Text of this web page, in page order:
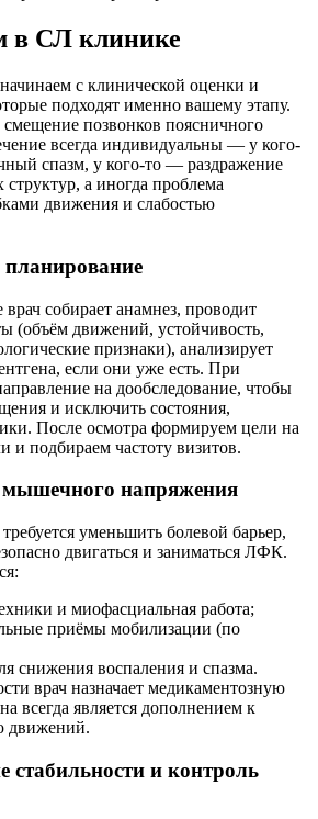
в СЛ клинике
с клинической оценки и
подходят именно вашему этапу.
позвонков поясничного
всегда индивидуальны — у кого-
спазм, у кого-то — раздражение
а иногда проблема
движения и слабостью
планирование
собирает анамнез, проводит
(объём движений, устойчивость,
признаки), анализирует
если они уже есть. При
на дообследование, чтобы
и исключить состояния,
После осмотра формируем цели на
и подбираем частоту визитов.
напряжения
уменьшить болевой барьер,
двигаться и заниматься ЛФК.
и миофасциальная работа;
приёмы мобилизации (по
снижения воспаления и спазма.
врач назначает медикаментозную
всегда является дополнением к
движений.
стабильности и контроль